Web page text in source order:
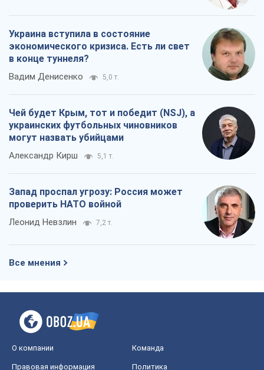
Украина вступила в состояние
экономического кризиса. Есть ли свет
в конце туннеля?
Вадим Денисенко 5,0 т.
Чей будет Крым, тот и победит (NSJ), а
украинских футбольных чиновников
могут назвать убийцами
Александр Кирш 5,1 т.
Запад проспал угрозу: Россия может
проверить НАТО войной
Леонид Невзлин 7,2 т.
Все мнения
О компании Команда
Правовая информация
Политика